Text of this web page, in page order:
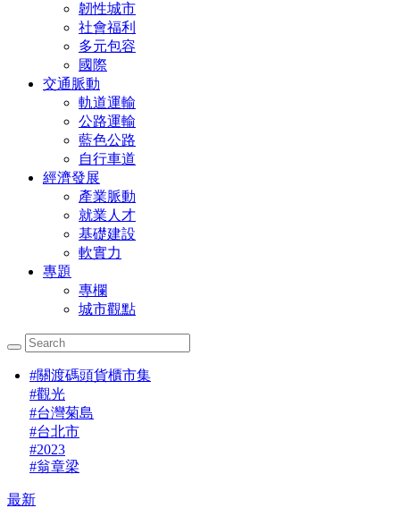
韌性城市
社會福利
多元包容
國際
交通脈動
軌道運輸
公路運輸
藍色公路
自行車道
經濟發展
產業脈動
就業人才
基礎建設
軟實力
專題
專欄
城市觀點
#關渡碼頭貨櫃市集
#觀光
#台灣菊島
#台北市
#2023
#翁章梁
最新